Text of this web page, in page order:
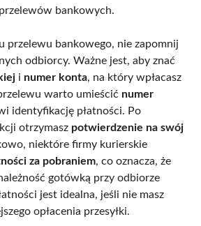
bankowych.
przelewu bankowego, nie zapomnij
odbiorcy. Ważne jest, aby znać
i numer konta, na który wpłacasz
warto umieścić numer
identyfikację płatności. Po
otrzymasz potwierdzenie na swój
niektóre firmy kurierskie
za pobraniem, co oznacza, że
gotówką przy odbiorze
jest idealna, jeśli nie masz
opłacenia przesyłki.